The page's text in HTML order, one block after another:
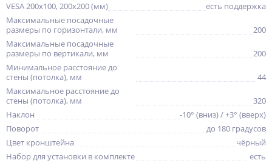
VESA 200x100, 200x200 (мм)
есть поддержка
Максимальные посадочные
размеры по горизонтали, мм
200
Максимальные посадочные
размеры по вертикали, мм
200
Минимальное расстояние до
стены (потолка), мм
44
Максимальное расстояние до
стены (потолка), мм
320
Наклон
-10° (вниз) / +3° (вверх)
Поворот
до 180 градусов
Цвет кронштейна
чёрный
Набор для установки в комплекте
есть